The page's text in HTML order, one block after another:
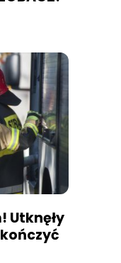
Utknęły